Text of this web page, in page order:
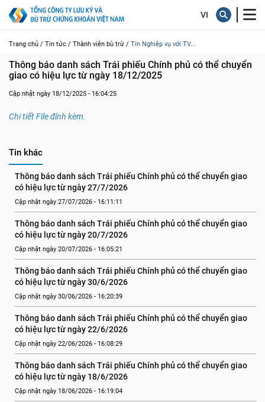
Trang chủ / Tin tức / Thành viên bù trừ / Tin Nghiệp vụ với TV...
Thông báo danh sách Trái phiếu Chính phủ có thể chuyển
giao có hiệu lực từ ngày 18/12/2025
Cập nhật ngày 18/12/2025 - 16:04:25
Chi tiết File đính kèm.
Tin khác
Thông báo danh sách Trái phiếu Chính phủ có thể chuyển giao
có hiệu lực từ ngày 27/7/2026
Cập nhật ngày 27/07/2026 - 16:11:11
Thông báo danh sách Trái phiếu Chính phủ có thể chuyển giao
có hiệu lực từ ngày 20/7/2026
Cập nhật ngày 20/07/2026 - 16:05:21
Thông báo danh sách Trái phiếu Chính phủ có thể chuyển giao
có hiệu lực từ ngày 30/6/2026
Cập nhật ngày 30/06/2026 - 16:20:39
Thông báo danh sách Trái phiếu Chính phủ có thể chuyển giao
có hiệu lực từ ngày 22/6/2026
Cập nhật ngày 22/06/2026 - 16:08:29
Thông báo danh sách Trái phiếu Chính phủ có thể chuyển giao
có hiệu lực từ ngày 18/6/2026
Cập nhật ngày 18/06/2026 - 16:19:04